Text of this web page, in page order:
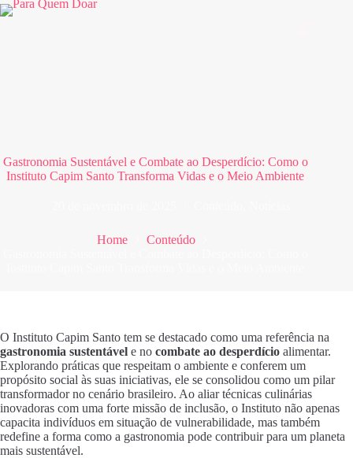
Pular
para
Gastronomia Sustentável e Combate ao Desperdício: Como o
Instituto Capim Santo Transforma Vidas e o Meio Ambiente
Home
Conteúdo
O Instituto Capim Santo tem se destacado como uma referência na
gastronomia sustentável e no combate ao desperdício alimentar.
Explorando práticas que respeitam o ambiente e conferem um
propósito social às suas iniciativas, ele se consolidou como um pilar
transformador no cenário brasileiro. Ao aliar técnicas culinárias
inovadoras com uma forte missão de inclusão, o Instituto não apenas
capacita indivíduos em situação de vulnerabilidade, mas também
redefine a forma como a gastronomia pode contribuir para um planeta
mais sustentável.